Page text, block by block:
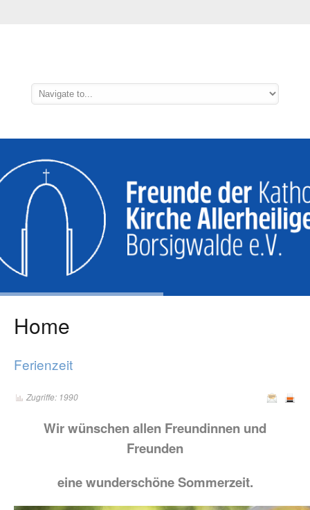
Home
Ferienzeit
Zugriffe: 1990
Wir wünschen allen Freundinnen und
Freunden
eine wunderschöne Sommerzeit.